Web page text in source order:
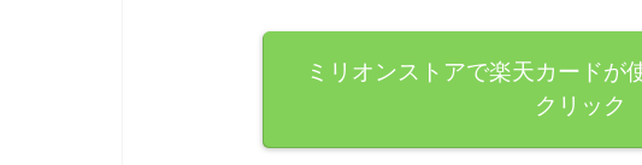
ミリオンストアで楽天カードが
クリック